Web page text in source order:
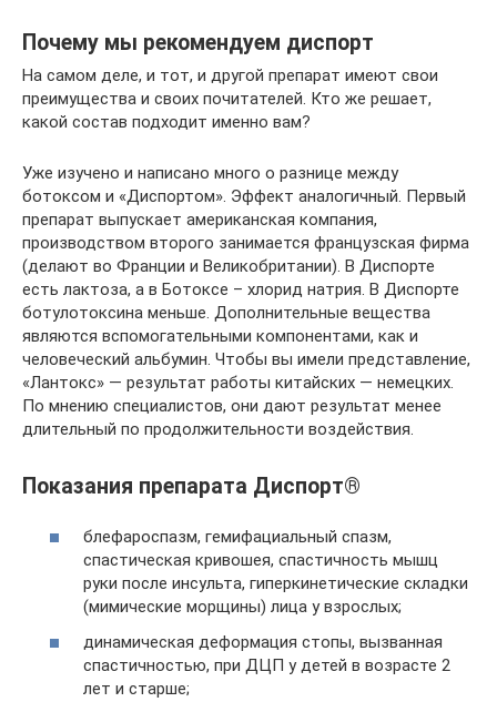
Почему мы рекомендуем диспорт
На самом деле, и тот, и другой препарат имеют свои
преимущества и своих почитателей. Кто же решает,
какой состав подходит именно вам?
Уже изучено и написано много о разнице между
ботоксом и «Диспортом». Эффект аналогичный. Первый
препарат выпускает американская компания,
производством второго занимается французская фирма
(делают во Франции и Великобритании). В Диспорте
есть лактоза, а в Ботоксе – хлорид натрия. В Диспорте
ботулотоксина меньше. Дополнительные вещества
являются вспомогательными компонентами, как и
человеческий альбумин. Чтобы вы имели представление,
«Лантокс» — результат работы китайских — немецких.
По мнению специалистов, они дают результат менее
длительный по продолжительности воздействия.
Показания препарата Диспорт®
блефароспазм, гемифациальный спазм,
спастическая кривошея, спастичность мышц
руки после инсульта, гиперкинетические складки
(мимические морщины) лица у взрослых;
динамическая деформация стопы, вызванная
спастичностью, при ДЦП у детей в возрасте 2
лет и старше;